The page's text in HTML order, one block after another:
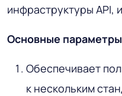
инфраструктуры API,
Основные
Обеспечивает
к нескольким